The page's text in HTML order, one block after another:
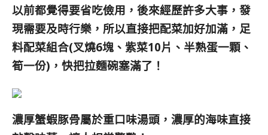
以前都覺得要省吃儉用，後來經歷許多大事，發
現需要及時行樂，所以直接把配菜加好加滿，足
料配菜組合(叉燒6塊、紫菜10片、半熟蛋一顆、
筍一份)，快把拉麵碗塞滿了！
濃厚蟹蝦豚骨屬於重口味湯頭，濃厚的海味直接